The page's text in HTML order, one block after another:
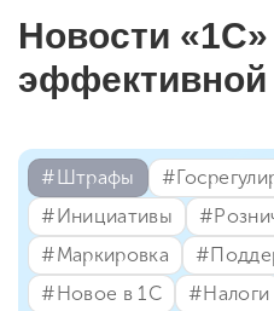
Новости
эффективной
#⁣Штрафы
#⁣Инициативы
#⁣Маркировка
#⁣Новое в 1С
#⁣Налоги